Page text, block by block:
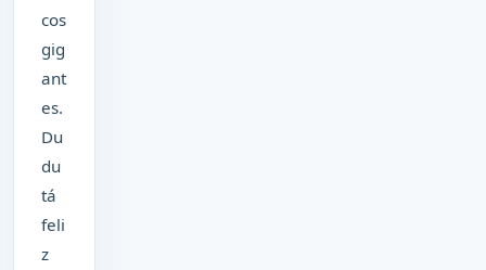
cos
gig
ant
es.
Du
du
tá
feli
z